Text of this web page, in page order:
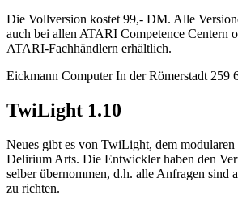
Die Vollversion kostet 99,- DM. Alle
auch bei allen ATARI Competence Centern
ATARI-Fachhändlern erhältlich.
Eickmann Computer In der Römerstadt 259
TwiLight 1.10
Neues gibt es von TwiLight, dem
Delirium Arts. Die Entwickler haben den
selber übernommen, d.h. alle Anfragen sind
zu richten.